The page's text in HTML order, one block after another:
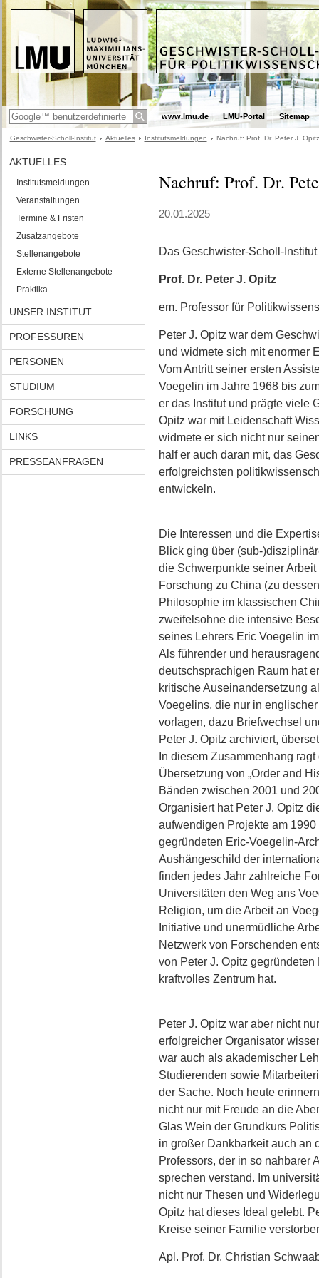
www.lmu.de LMU-Portal Sitemap
Geschwister-Scholl-Institut Aktuelles Institutsmeldungen Nachruf: Prof. Dr. Peter J. Opitz
AKTUELLES
Institutsmeldungen
Veranstaltungen
Termine & Fristen
Zusatzangebote
Stellenangebote
Externe Stellenangebote
Praktika
UNSER INSTITUT
PROFESSUREN
PERSONEN
STUDIUM
FORSCHUNG
LINKS
PRESSEANFRAGEN
Nachruf: Prof. Dr.
20.01.2025
Das Geschwister-Scholl-
Prof. Dr. Peter J. Opitz
em. Professor für
Peter J. Opitz war dem
und widmete sich mit enormer
Vom Antritt seiner ersten
Voegelin im Jahre 1968 bis
er das Institut und prägte viele
Opitz war mit Leidenschaft
widmete er sich nicht nur
half er auch daran mit, das
erfolgreichsten
entwickeln.
Die Interessen und die
Blick ging über (sub-
die Schwerpunkte seiner
Forschung zu China (zu
Philosophie im klassischen
zweifelsohne die intensive
seines Lehrers Eric Voegelin
Als führender und
deutschsprachigen Raum hat
kritische Auseinandersetzung
Voegelins, die nur in
vorlagen, dazu Briefwechsel
Peter J. Opitz archiviert,
In diesem Zusammenhang
Übersetzung von „Order and
Bänden zwischen 2001 und
Organisiert hat Peter J. Opitz
aufwendigen Projekte am
gegründeten Eric-Voegelin-
Aushängeschild der
finden jedes Jahr zahlreiche
Universitäten den Weg ans
Religion, um die Arbeit an
Initiative und unermüdliche
Netzwerk von Forschenden
von Peter J. Opitz
kraftvolles Zentrum hat.
Peter J. Opitz war aber nicht
erfolgreicher Organisator
war auch als akademischer
Studierenden sowie
der Sache. Noch heute
nicht nur mit Freude an die
Glas Wein der Grundkurs
in großer Dankbarkeit auch an
Professors, der in so nahbarer
sprechen verstand. Im
nicht nur Thesen und
Opitz hat dieses Ideal gelebt.
Kreise seiner Familie
Apl. Prof. Dr. Christian